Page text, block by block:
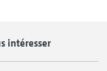
intéresser